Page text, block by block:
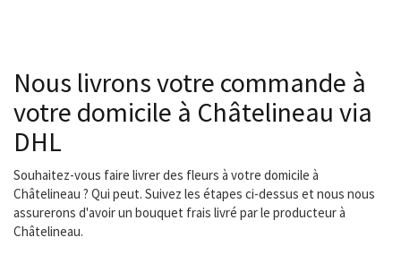
Nous livrons votre commande à
votre domicile à Châtelineau via
DHL
Souhaitez-vous faire livrer des fleurs à votre domicile à
Châtelineau ? Qui peut. Suivez les étapes ci-dessus et nous nous
assurerons d'avoir un bouquet frais livré par le producteur à
Châtelineau.